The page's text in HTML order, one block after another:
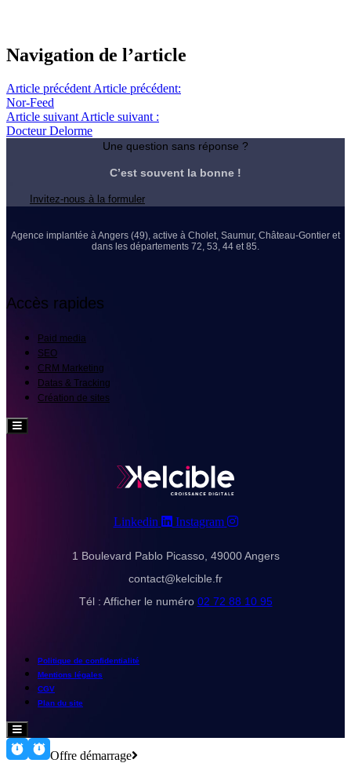
Navigation de l’article
Article précédent Article précédent:
Nor-Feed
Article suivant Article suivant :
Docteur Delorme
Une question sans réponse ?
C’est souvent la bonne !
Invitez-nous à la formuler
Agence implantée à Angers (49), active à Cholet, Saumur, Château-Gontier et
dans les départements 72, 53, 44 et 85.
Accès rapides
Paid media
SEO
CRM Marketing
Datas & Tracking
Création de sites
Hamburger
Toggle
Linkedin Instagram
1 Boulevard Pablo Picasso, 49000 Angers
contact@kelcible.fr
Tél : Afficher le numéro 02 72 88 10 95
Politique de confidentialité
Mentions légales
CGV
Plan du site
Hamburger
Toggle
Menu
Offre démarrage